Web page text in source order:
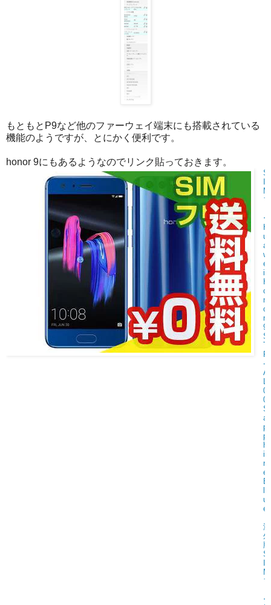
もともとP9など他のファーウェイ端末にも搭載されている
機能のようですが、とにかく便利です。
honor 9にもあるようなのでリンク貼っておきます。
S
I
M
フ
ー
H
u
a
w
e
i
H
o
n
o
r
9
S
T
F
-
A
L
0
0
S
a
p
p
h
i
r
e
B
l
u
e
海
外
版
S
I
M
フ
ー